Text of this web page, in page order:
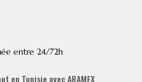
entre 24/72h
en Tunisie avec ARAMEX